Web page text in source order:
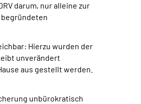
darum, nur alleine zur
begründeten
Hierzu wurden der
unverändert
aus gestellt werden.
unbürokratisch